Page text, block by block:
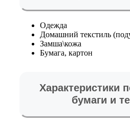
Одежда
Домашний текстиль
Замша\кожа
Бумага, картон
Характеристики
бумаги и